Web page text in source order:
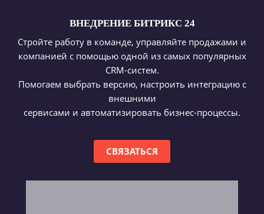
ВНЕДРЕНИЕ БИТРИКС 24
Стройте работу в команде, управляйте продажами и
компанией с помощью одной из самых популярных
CRM-систем.
Помогаем выбрать версию, настроить интеграцию с
внешними
сервисами и автоматизировать бизнес-процессы.
СВЯЗАТЬСЯ